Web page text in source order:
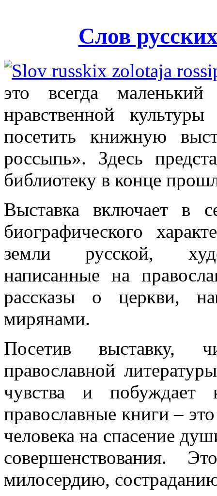
Слов
это всегда
нравственной
посетить книжную
россыпь». Здесь
библиотеку в конце
Выставка включает в
биографического
земли русской,
написанные на
рассказы о церкви,
мирянами.
Посетив выставку,
православной
чувства и побуждает
православные книги –
человека на спасение
совершенствования.
милосердию,